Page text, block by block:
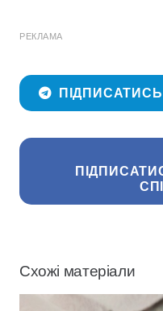
РЕКЛАМА
ПІДПИСАТИСЬ
Схожі матеріали